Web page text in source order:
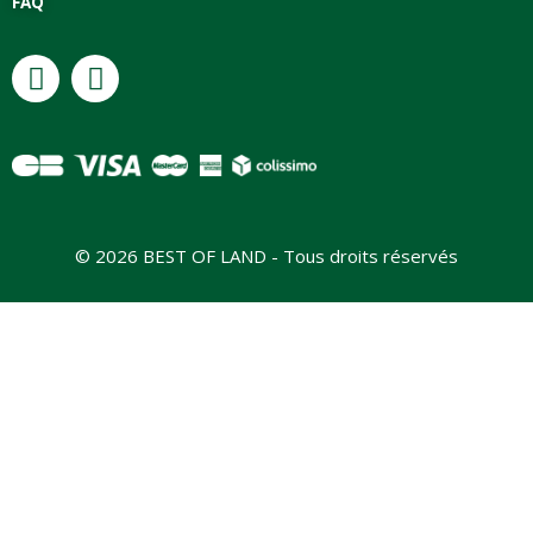
© 2026 BEST OF LAND - Tous droits réservés